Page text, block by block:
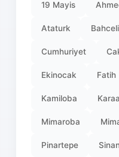
19 Mayis
Ataturk
Cumhuriyet
Ekinocak Fatih
Kamiloba
Mimaroba
Pinartepe